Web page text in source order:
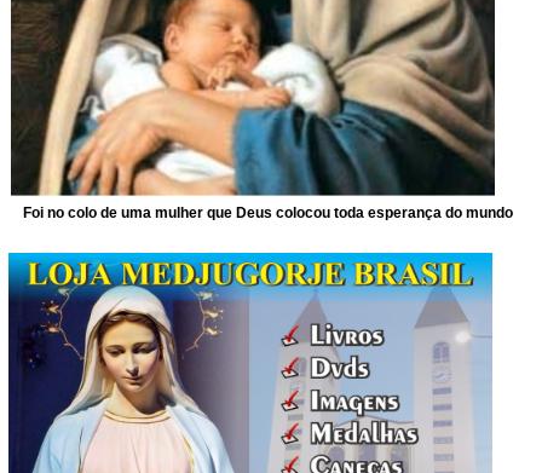
Foi no colo de uma mulher que Deus colocou toda esperança do mundo